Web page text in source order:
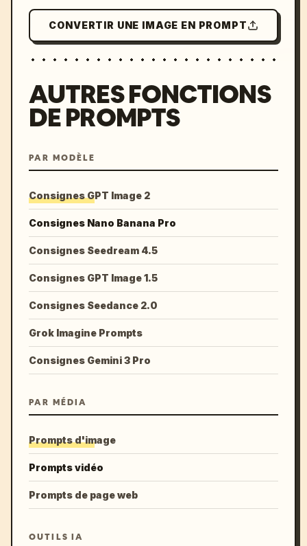
CONVERTIR UNE IMAGE EN PROMPT
AUTRES FONCTIONS
DE PROMPTS
PAR MODÈLE
Consignes GPT Image 2
Consignes Nano Banana Pro
Consignes Seedream 4.5
Consignes GPT Image 1.5
Consignes Seedance 2.0
Grok Imagine Prompts
Consignes Gemini 3 Pro
PAR MÉDIA
Prompts d'image
Prompts vidéo
Prompts de page web
OUTILS IA